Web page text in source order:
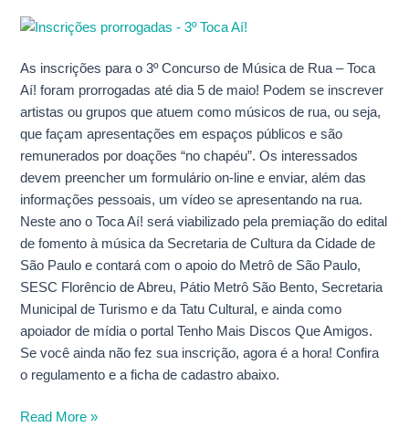
As inscrições para o 3º Concurso de Música de Rua – Toca
Aí! foram prorrogadas até dia 5 de maio! Podem se inscrever
artistas ou grupos que atuem como músicos de rua, ou seja,
que façam apresentações em espaços públicos e são
remunerados por doações “no chapéu”. Os interessados
devem preencher um formulário on-line e enviar, além das
informações pessoais, um vídeo se apresentando na rua.
Neste ano o Toca Aí! será viabilizado pela premiação do edital
de fomento à música da Secretaria de Cultura da Cidade de
São Paulo e contará com o apoio do Metrô de São Paulo,
SESC Florêncio de Abreu, Pátio Metrô São Bento, Secretaria
Municipal de Turismo e da Tatu Cultural, e ainda como
apoiador de mídia o portal Tenho Mais Discos Que Amigos.
Se você ainda não fez sua inscrição, agora é a hora! Confira
o regulamento e a ficha de cadastro abaixo.
de
Read More »